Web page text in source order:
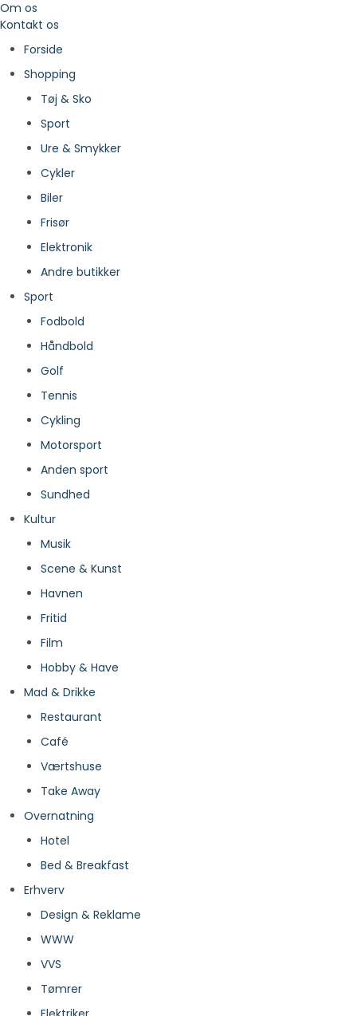
Om os
Kontakt os
Forside
Shopping
Tøj & Sko
Sport
Ure & Smykker
Cykler
Biler
Frisør
Elektronik
Andre butikker
Sport
Fodbold
Håndbold
Golf
Tennis
Cykling
Motorsport
Anden sport
Sundhed
Kultur
Musik
Scene & Kunst
Havnen
Fritid
Film
Hobby & Have
Mad & Drikke
Restaurant
Café
Værtshuse
Take Away
Overnatning
Hotel
Bed & Breakfast
Erhverv
Design & Reklame
WWW
VVS
Tømrer